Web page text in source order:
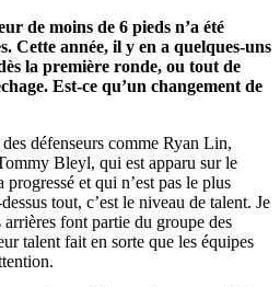
de moins de 6 pieds n’a été
Cette année, il y en a quelques-uns
la première ronde, ou tout de
Est-ce qu’un changement de
défenseurs comme Ryan Lin,
Bleyl, qui est apparu sur le
progressé et qui n’est pas le plus
tout, c’est le niveau de talent. Je
font partie du groupe des
talent fait en sorte que les équipes